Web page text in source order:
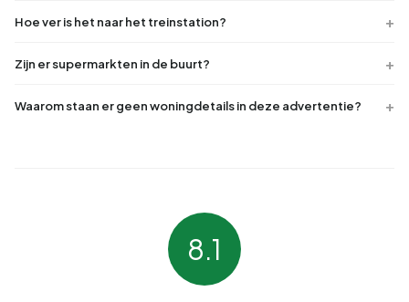
Hoe ver is het naar het treinstation?
Zijn er supermarkten in de buurt?
Waarom staan er geen woningdetails in deze advertentie?
8.1